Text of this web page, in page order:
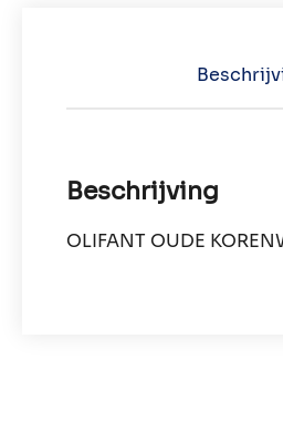
Beschrijving
OLIFANT OUDE